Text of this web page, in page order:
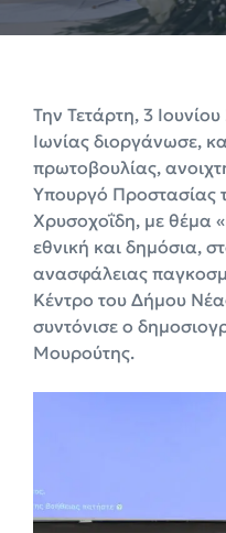
Την Τετάρτη, 3
Ιωνίας διοργάνωσε,
πρωτοβουλίας,
Υπουργό Προστασίας
Χρυσοχοΐδη, με θέμα
εθνική και δημόσια,
ανασφάλειας
Κέντρο του Δήμου
συντόνισε ο
Μουρούτης.